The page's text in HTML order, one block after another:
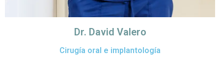
Dr. David Valero
Cirugía oral e implantología